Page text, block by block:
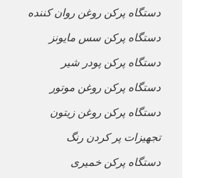
دستگاه پرکن روغن روان کننده
دستگاه پرکن سس مایونز
دستگاه پرکن پودر شیر
دستگاه پرکن روغن موتور
دستگاه پرکن روغن زیتون
تجهیزات پر کردن رنگ
دستگاه پرکن خمیری